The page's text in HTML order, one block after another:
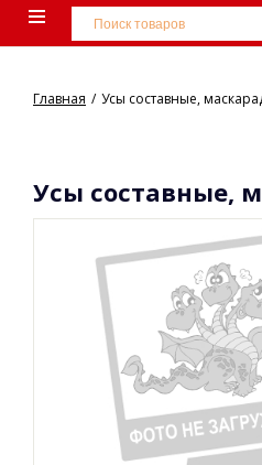
Главная Усы составные,
Усы составные,